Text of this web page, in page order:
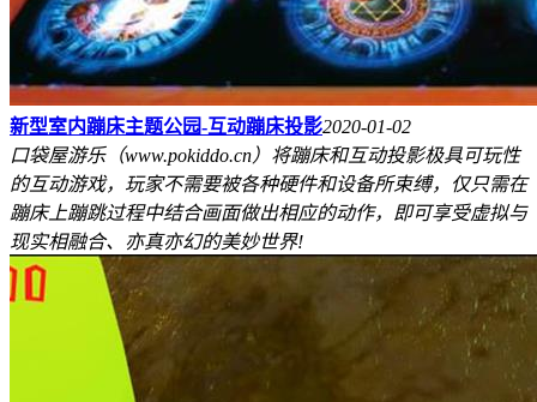
新型室内蹦床主题公园-互动蹦床投影2020-01-02
口袋屋游乐（www.pokiddo.cn）将蹦床和互动投影极具可玩性
的互动游戏，玩家不需要被各种硬件和设备所束缚，仅只需在
蹦床上蹦跳过程中结合画面做出相应的动作，即可享受虚拟与
现实相融合、亦真亦幻的美妙世界!